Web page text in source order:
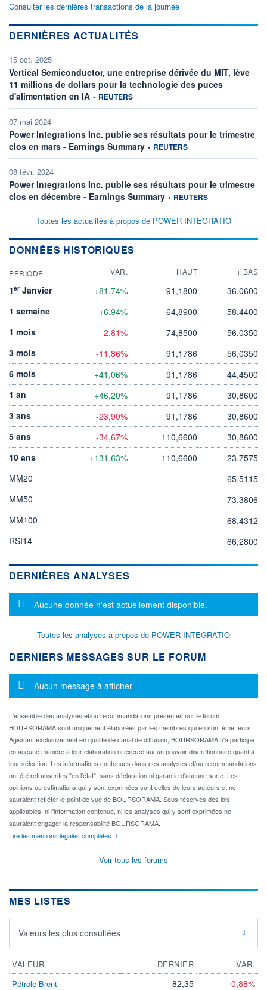
Consulter les dernières transactions de la journée
DERNIÈRES ACTUALITÉS
15 oct. 2025
Vertical Semiconductor, une entreprise dérivée du MIT, lève
11 millions de dollars pour la technologie des puces
d'alimentation en IA information fournie par
• REUTERS
07 mai 2024
Power Integrations Inc. publie ses résultats pour le trimestre
clos en mars - Earnings Summaryinformation fournie par
• REUTERS
08 févr. 2024
Power Integrations Inc. publie ses résultats pour le trimestre
clos en décembre - Earnings Summaryinformation fournie par
• REUTERS
Toutes les actualités à propos de POWER INTEGRATIO
DONNÉES HISTORIQUES
PÉRIODE VAR. + HAUT + BAS
1er Janvier +81,74% 91,1800
36,0600
1 semaine
+6,94% 64,8900
58,4400
1 mois
-2,81% 74,8500
56,0350
3 mois
-11,86% 91,1786
56,0350
6 mois
+41,06% 91,1786
44,4500
1 an
+46,20% 91,1786
30,8600
3 ans
-23,90% 91,1786
30,8600
5 ans
-34,67% 110,6600
30,8600
10 ans
+131,63% 110,6600
23,7575
MM20
65,5115
MM50
73,3806
MM100
68,4312
RSI14
66,2800
DERNIÈRES ANALYSES
Message d'information
Aucune donnée n'est actuellement disponible.
Toutes les analyses à propos de POWER INTEGRATIO
DERNIERS MESSAGES SUR LE FORUM
Message d'information
Aucun message à afficher
L'ensemble des analyses et/ou recommandations présentes sur le forum
BOURSORAMA sont uniquement élaborées par les membres qui en sont émetteurs.
Agissant exclusivement en qualité de canal de diffusion, BOURSORAMA n'a participé
en aucune manière à leur élaboration ni exercé aucun pouvoir discrétionnaire quant à
leur sélection. Les informations contenues dans ces analyses et/ou recommandations
ont été retranscrites "en l'état", sans déclaration ni garantie d'aucune sorte. Les
opinions ou estimations qui y sont exprimées sont celles de leurs auteurs et ne
sauraient refléter le point de vue de BOURSORAMA. Sous réserves des lois
applicables, ni l'information contenue, ni les analyses qui y sont exprimées ne
sauraient engager la responsabilité BOURSORAMA.
Lire les mentions légales complètes
Voir tous les forums
MES LISTES
Valeurs les plus consultées
VALEUR DERNIER
VAR.
Pétrole Brent
82,35 -0,88%